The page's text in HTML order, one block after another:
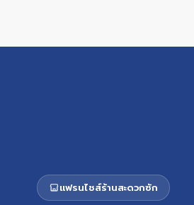
แฟรนไชส์ร้านสะดวกซัก